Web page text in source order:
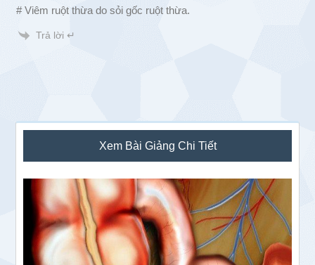
# Viêm ruột thừa do sỏi gốc ruột thừa.
Trả lời ↵
Sidebar
chính
Xem Bài Giảng Chi Tiết